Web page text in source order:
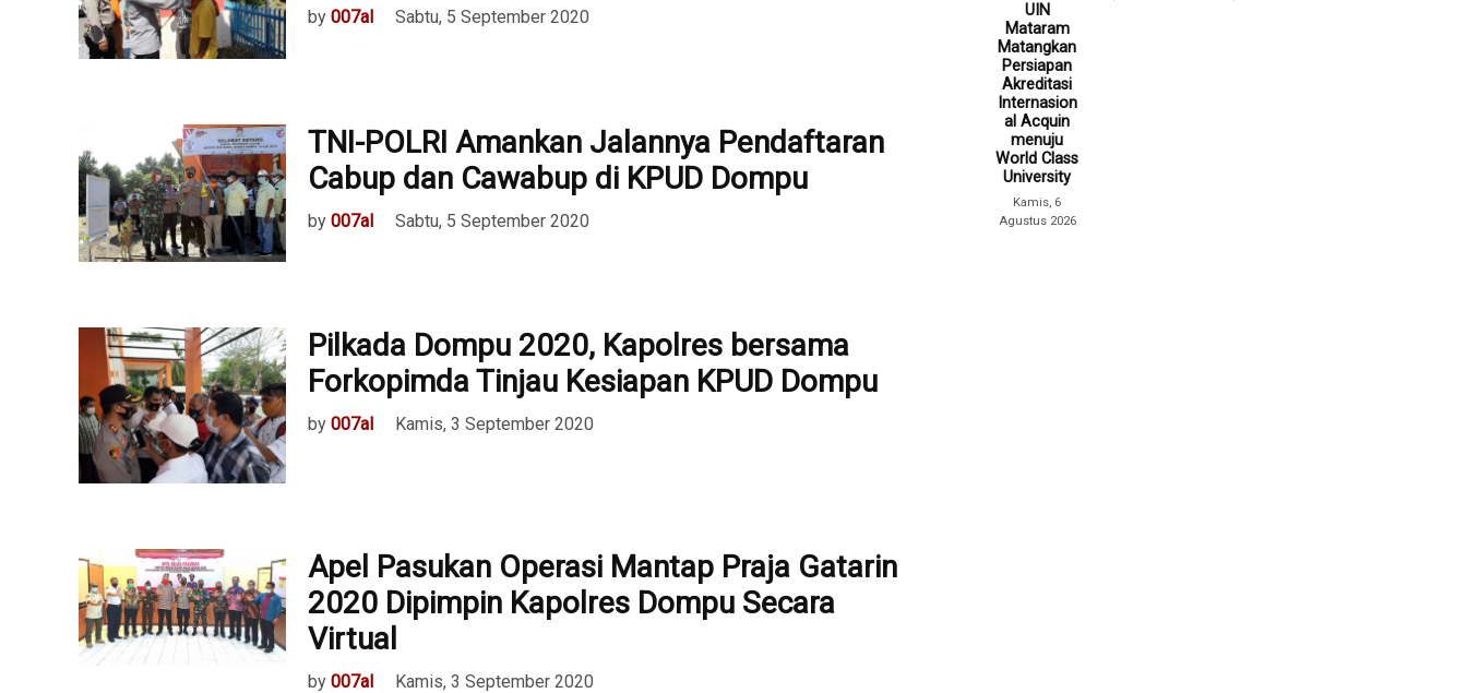
by 007al Sabtu, 5 September 2020
TNI-POLRI Amankan Jalannya Pendaftaran
Cabup dan Cawabup di KPUD Dompu
by 007al Sabtu, 5 September 2020
Pilkada Dompu 2020, Kapolres bersama
Forkopimda Tinjau Kesiapan KPUD Dompu
by 007al Kamis, 3 September 2020
Apel Pasukan Operasi Mantap Praja Gatarin
2020 Dipimpin Kapolres Dompu Secara
Virtual
by 007al Kamis, 3 September 2020
UIN
Mataram
Matangkan
Persiapan
Akreditasi
Internasion
al Acquin
menuju
World Class
University
Kamis, 6
Agustus 2026